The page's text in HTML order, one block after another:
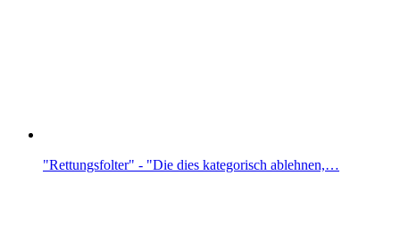
"Rettungsfolter" - "Die dies kategorisch ablehnen,…